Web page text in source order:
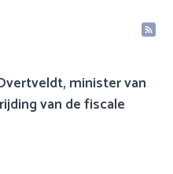
minister van
van de fiscale